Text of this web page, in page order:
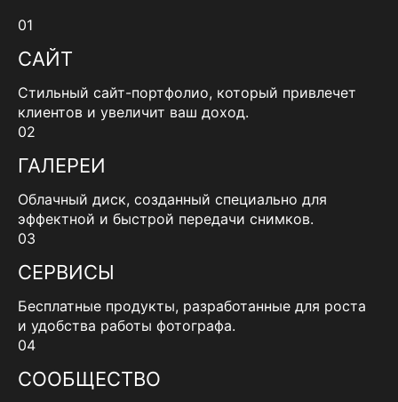
01
САЙТ
Стильный сайт-портфолио, который привлечет
клиентов и увеличит ваш доход.
02
ГАЛЕРЕИ
Облачный диск, созданный специально для
эффектной и быстрой передачи снимков.
03
СЕРВИСЫ
Бесплатные продукты, разработанные для роста
и удобства работы фотографа.
04
СООБЩЕСТВО